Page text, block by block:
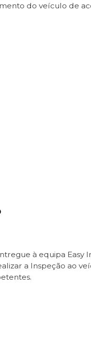
do veículo de
à equipa Easy
a Inspeção ao